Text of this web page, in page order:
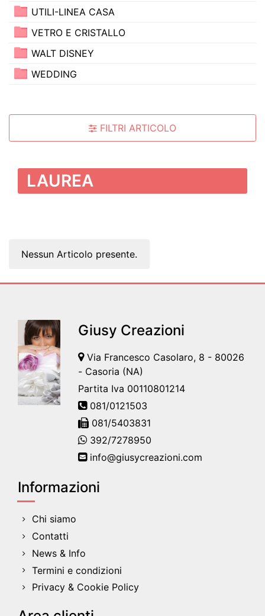
UTILI-LINEA CASA
VETRO E CRISTALLO
WALT DISNEY
WEDDING
FILTRI ARTICOLO
LAUREA
Nessun Articolo presente.
Giusy Creazioni
Via Francesco Casolaro, 8 - 80026
- Casoria (NA)
Partita Iva 00110801214
081/0121503
081/5403831
392/7278950
info@giusycreazioni.com
Informazioni
Chi siamo
Contatti
News & Info
Termini e condizioni
Privacy & Cookie Policy